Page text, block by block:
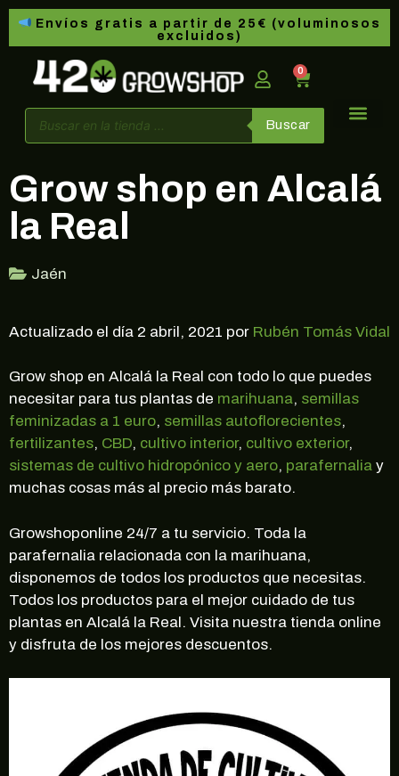
Envíos gratis a partir de 25€ (voluminosos
excluidos)
0
Buscar
Grow shop en Alcalá
la Real
Jaén
Actualizado el día 2 abril, 2021 por Rubén Tomás Vidal
Grow shop en Alcalá la Real con todo lo que puedes
necesitar para tus plantas de marihuana, semillas
feminizadas a 1 euro, semillas autoflorecientes,
fertilizantes, CBD, cultivo interior, cultivo exterior,
sistemas de cultivo hidropónico y aero, parafernalia y
muchas cosas más al precio más barato.
Growshoponline 24/7 a tu servicio. Toda la
parafernalia relacionada con la marihuana,
disponemos de todos los productos que necesitas.
Todos los productos para el mejor cuidado de tus
plantas en Alcalá la Real. Visita nuestra tienda online
y disfruta de los mejores descuentos.